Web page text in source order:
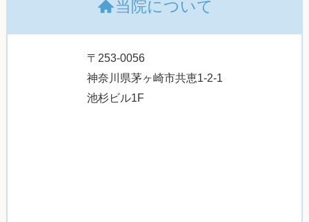
当院について
〒253-0056
神奈川県茅ヶ崎市共恵1-2-1
池杉ビル1F